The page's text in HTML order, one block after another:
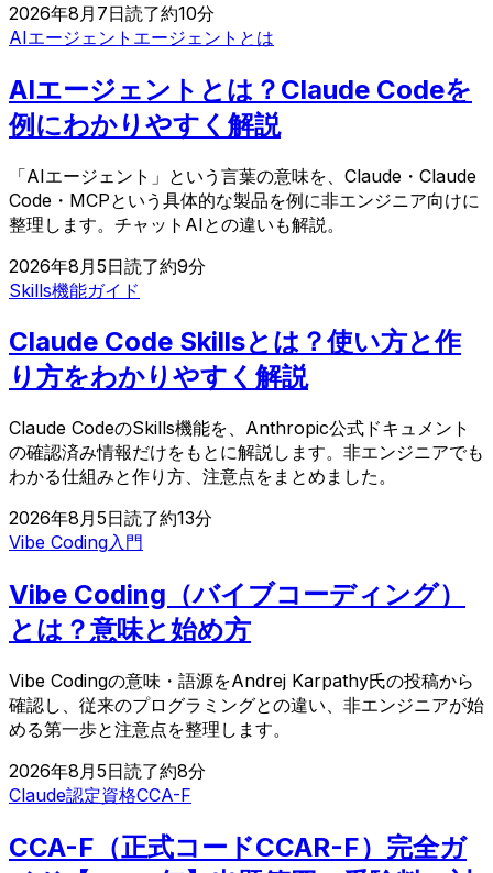
2026年8月7日読了約10分
AIエージェント エージェントとは
AIエージェントとは？Claude Codeを
例にわかりやすく解説
「AIエージェント」という言葉の意味を、Claude・Claude
Code・MCPという具体的な製品を例に非エンジニア向けに
整理します。チャットAIとの違いも解説。
2026年8月5日読了約9分
Skills機能ガイド
Claude Code Skillsとは？使い方と作
り方をわかりやすく解説
Claude CodeのSkills機能を、Anthropic公式ドキュメント
の確認済み情報だけをもとに解説します。非エンジニアでも
わかる仕組みと作り方、注意点をまとめました。
2026年8月5日読了約13分
Vibe Coding入門
Vibe Coding（バイブコーディング）
とは？意味と始め方
Vibe Codingの意味・語源をAndrej Karpathy氏の投稿から
確認し、従来のプログラミングとの違い、非エンジニアが始
める第一歩と注意点を整理します。
2026年8月5日読了約8分
Claude認定資格CCA-F
CCA-F（正式コードCCAR-F）完全ガ